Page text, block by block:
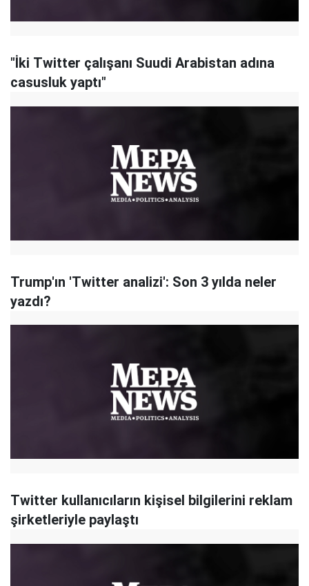
"İki Twitter çalışanı Suudi Arabistan adına
casusluk yaptı"
Trump'ın 'Twitter analizi': Son 3 yılda neler
yazdı?
Twitter kullanıcıların kişisel bilgilerini reklam
şirketleriyle paylaştı